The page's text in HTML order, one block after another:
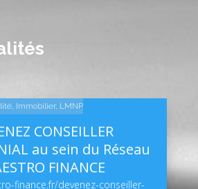
CONSEILLER
au sein du Réseau
FINANCE
finance.fr/devenez-conseiller-
, Immobilier, LMNP